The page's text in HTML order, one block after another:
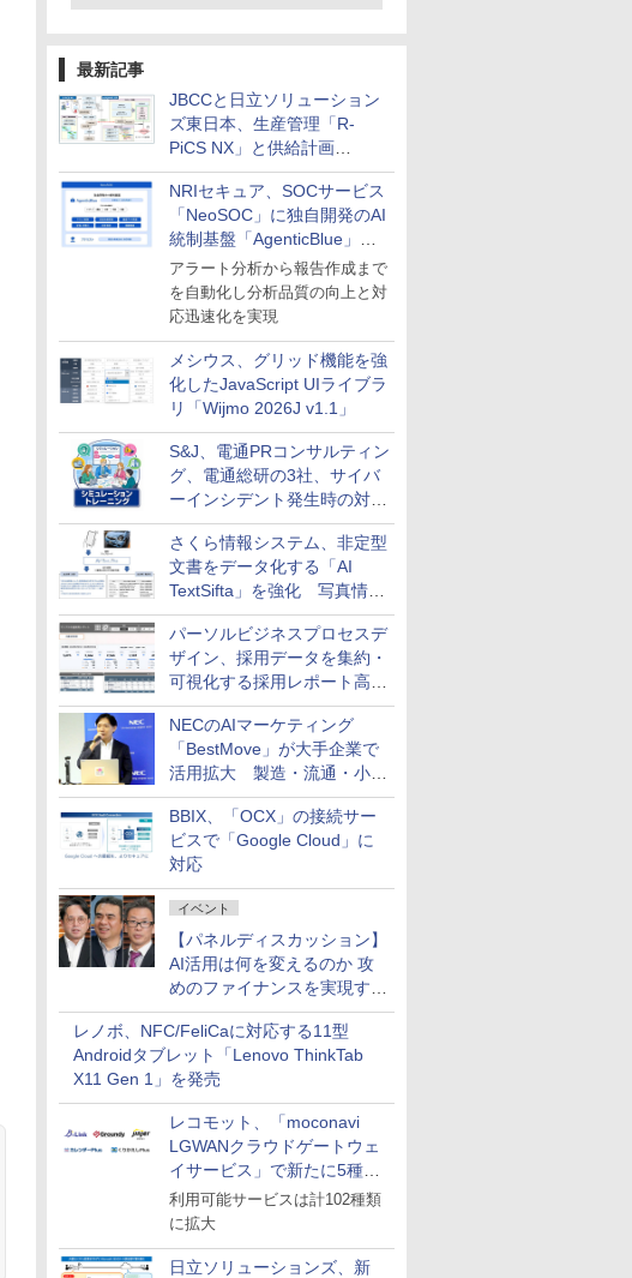
最新記事
JBCCと日立ソリューション
ズ東日本、生産管理「R-
PiCS NX」と供給計画
「scSQUARE ISP」の連携サ
ービスを提供開始
NRIセキュア、SOCサービス
「NeoSOC」に独自開発のAI
統制基盤「AgenticBlue」を
導入
アラート分析から報告作成まで
を自動化し分析品質の向上と対
応迅速化を実現
メシウス、グリッド機能を強
化したJavaScript UIライブラ
リ「Wijmo 2026J v1.1」
S&J、電通PRコンサルティン
グ、電通総研の3社、サイバ
ーインシデント発生時の対応
と危機管理広報を一体的に訓
練するプログラムを提供
さくら情報システム、非定型
文書をデータ化する「AI
TextSifta」を強化 写真情報
のデータ化などに対応
パーソルビジネスプロセスデ
ザイン、採用データを集約・
可視化する採用レポート高速
化サービスを提供
NECのAIマーケティング
「BestMove」が大手企業で
活用拡大 製造・流通・小売
企業・広告代理店などが実装
フェーズへ
BBIX、「OCX」の接続サー
ビスで「Google Cloud」に
対応
イベント
【パネルディスカッション】
AI活用は何を変えるのか 攻
めのファイナンスを実現する
業務設計とマインドセット変
革
レノボ、NFC/FeliCaに対応する11型
Androidタブレット「Lenovo ThinkTab
X11 Gen 1」を発売
レコモット、「moconavi
LGWANクラウドゲートウェ
イサービス」で新たに5種類
のサービスと連携開始
利用可能サービスは計102種類
に拡大
日立ソリューションズ、新